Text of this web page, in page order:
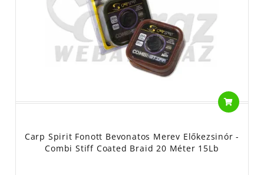
Carp Spirit Fonott Bevonatos Merev Előkezsinór -
Combi Stiff Coated Braid 20 Méter 15Lb